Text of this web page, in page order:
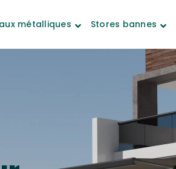
métalliques Stores bannes